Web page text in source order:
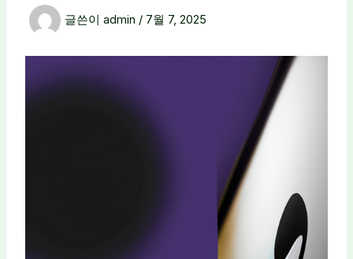
글쓴이 admin / 7월 7, 2025